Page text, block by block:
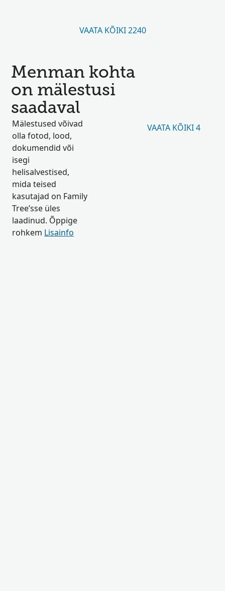
VAATA KÕIKI 2240
Menman kohta
on mälestusi
saadaval
Mälestused võivad
olla fotod, lood,
dokumendid või
isegi
helisalvestised,
mida teised
kasutajad on Family
Tree’sse üles
laadinud. Õppige
rohkem Lisainfo
VAATA KÕIKI 4